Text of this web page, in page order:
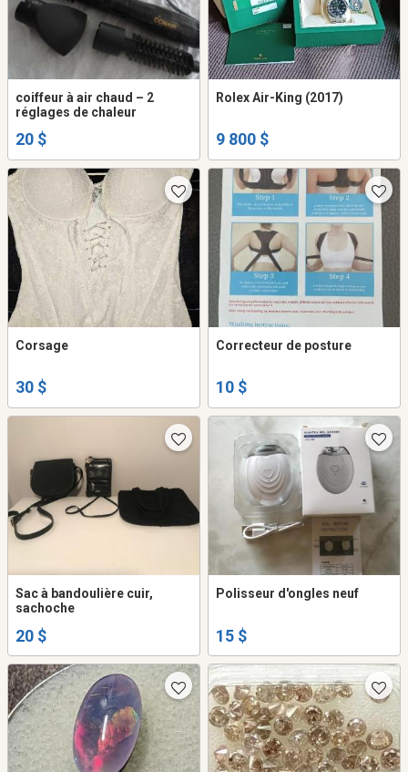
coiffeur à air chaud – 2
réglages de chaleur
20 $
Rolex Air-King (2017)
9 800 $
Corsage
30 $
Correcteur de posture
10 $
Sac à bandoulière cuir,
sachoche
20 $
Polisseur d'ongles neuf
15 $